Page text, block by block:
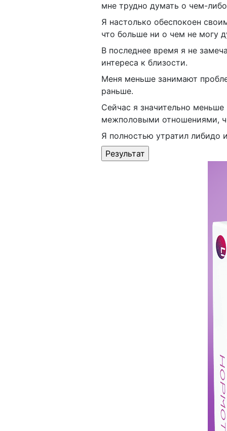
мне трудно думать о чем-
Я настолько обеспокоен
что больше ни о чем не могу
В последнее время я не
интереса к близости.
Меня меньше занимают
раньше.
Сейчас я значительно меньше
межполовыми отношениями,
Я полностью утратил либидо